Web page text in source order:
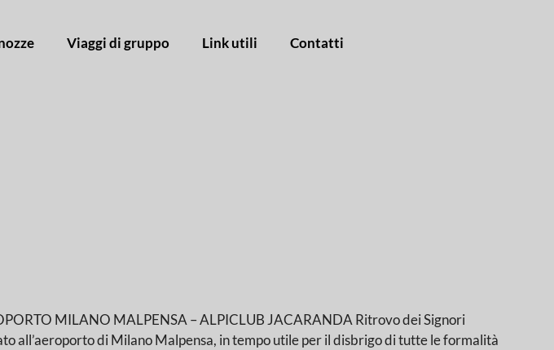
Viaggi di gruppo Link utili Contatti
MILANO MALPENSA – ALPICLUB JACARANDA Ritrovo dei Signori
all’aeroporto di Milano Malpensa, in tempo utile per il disbrigo di tutte le formalità